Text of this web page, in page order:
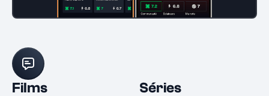
Films Séries